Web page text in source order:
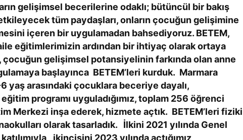
gelişimsel becerilerine odaklı; bütüncül bir bakış
tüm paydaşları, onların çocuğun gelişimine
içeren bir uygulamadan bahsediyoruz. BETEM,
eğitimlerimizin ardından bir ihtiyaç olarak ortaya
gelişimsel potansiyelinin farkında olan anne
başlayınca BETEM’leri kurduk. Marmara
yaş arasındaki çocuklara beceriye dayalı,
programı uyguladığımız, toplam 256 öğrenci
Merkezi inşa ederek, hizmete açtık. BETEM’leri fiziki
olarak tasarladık. İlkini 2021 yılında Genel
ikincisini 2023 yılında açtığımız